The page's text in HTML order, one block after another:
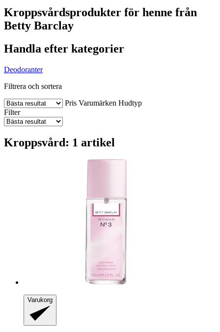
Kroppsvårdsprodukter för henne från
Betty Barclay
Handla efter kategorier
Deodoranter
Filtrera och sortera
Pris Varumärken Hudtyp
Filter
Kroppsvård: 1 artikel
Varukorg